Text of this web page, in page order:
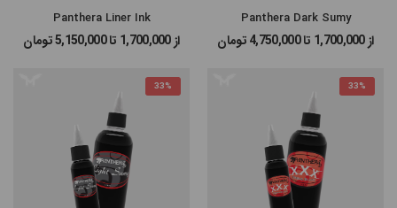
#پن شارژی RECTOR
#سایر پن‌های شارژی
Panthera Dark Sumy
از 1,700,000 تا 4,750,000 تومان
Panthera Liner Ink
از 1,700,000 تا 5,150,000 تومان
33%
33%